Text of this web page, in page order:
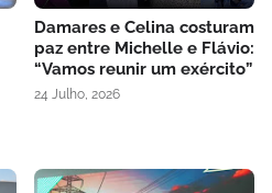
Damares e Celina costuram
paz entre Michelle e Flávio:
“Vamos reunir um exército”
24 Julho, 2026